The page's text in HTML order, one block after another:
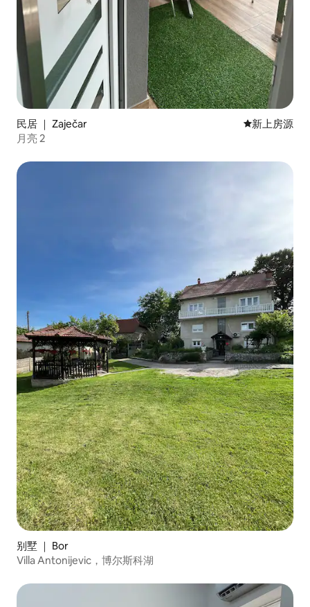
民居 ｜ Zaječar 新房源
新上房源
月亮 2
别墅 ｜ Bor
Villa Antonijevic，博尔斯科湖